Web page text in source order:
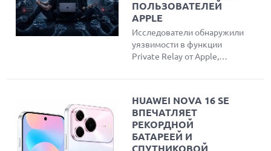
ПОЛЬЗОВАТЕЛЕЙ
APPLE
Исследователи обнаружили
уязвимости в функции
Private Relay от Apple,
IP-адрес пользователей
Safari. Эксперты создали
инструмент для проверки
утечки данных и объяснили
HUAWEI NOVA 16 SE
ВПЕЧАТЛЯЕТ
РЕКОРДНОЙ
БАТАРЕЕЙ И
СПУТНИКОВОЙ